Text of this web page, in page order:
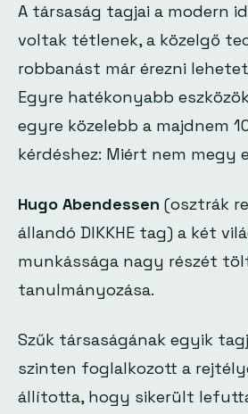
A társaság tagjai a modern
voltak tétlenek, a közelgő
robbanást már érezni
Egyre hatékonyabb
egyre közelebb a majdnem
kérdéshez: Miért nem megy
Hugo Abendessen (osztrák
állandó DIKKHE tag) a két
munkássága nagy részét
tanulmányozása.
Szűk társaságának egyik
szinten foglalkozott a
állította, hogy sikerült